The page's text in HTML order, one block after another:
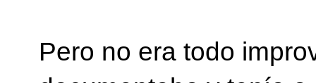
Pero no era todo